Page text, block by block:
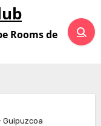
Rooms de
Guipuzcoa